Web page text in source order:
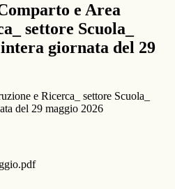
e Area
settore Scuola_
giornata del 29
e Ricerca_ settore Scuola_
del 29 maggio 2026